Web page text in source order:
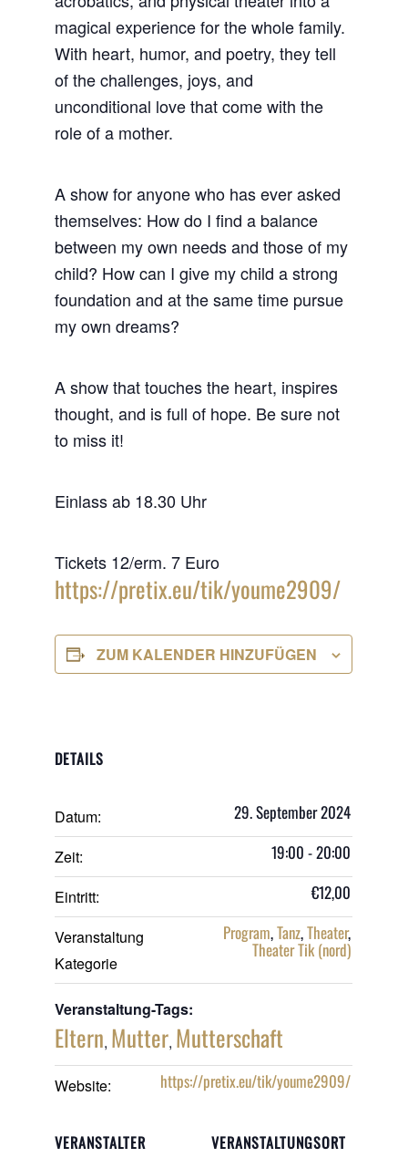
magical experience for the whole family.
With heart, humor, and poetry, they tell
of the challenges, joys, and
unconditional love that come with the
role of a mother.
A show for anyone who has ever asked
themselves: How do I find a balance
between my own needs and those of my
child? How can I give my child a strong
foundation and at the same time pursue
my own dreams?
A show that touches the heart, inspires
thought, and is full of hope. Be sure not
to miss it!
Einlass ab 18.30 Uhr
Tickets 12/erm. 7 Euro
https://pretix.eu/tik/youme2909/
ZUM KALENDER HINZUFÜGEN
DETAILS
Datum: 29. September 2024
Zeit: 19:00 - 20:00
Eintritt: €12,00
Veranstaltung
Kategorie
Program,Tanz,Theater,
Theater Tik (nord)
Veranstaltung-Tags:
Eltern, Mutter, Mutterschaft
Website: https://pretix.eu/tik/youme2909/
VERANSTALTUNGSORT
VERANSTALTER